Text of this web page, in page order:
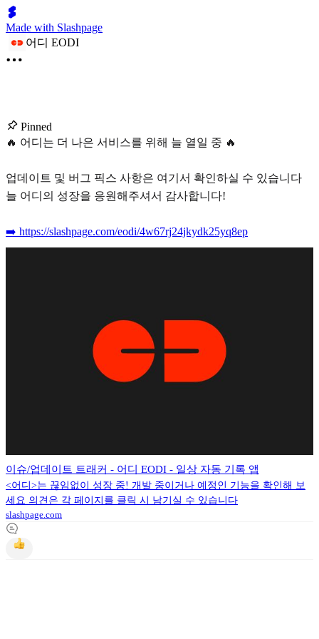
Made with Slashpage
어디 EODI
Pinned
🔥 어디는 더 나은 서비스를 위해 늘 열일 중 🔥
업데이트 및 버그 픽스 사항은 여기서 확인하실 수 있습니다
늘 어디의 성장을 응원해주셔서 감사합니다!
➡️ https://slashpage.com/eodi/4w67rj24jkydk25yq8ep
이슈/업데이트 트래커 - 어디 EODI - 일상 자동 기록 앱
<어디>는 끊임없이 성장 중! 개발 중이거나 예정인 기능을 확인해 보
세요 의견은 각 페이지를 클릭 시 남기실 수 있습니다
slashpage.com